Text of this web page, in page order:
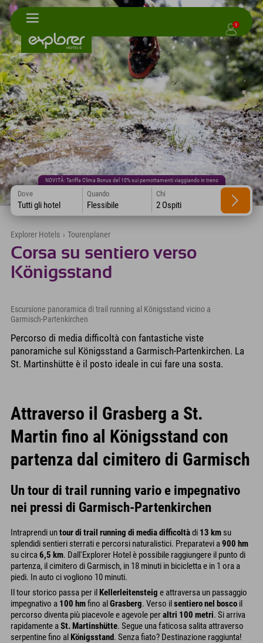
1
NOVITÀ: Tariffa Clima Bonus del 10% sui pernottamenti viaggiando in treno
Dove
Tutti gli hotel
Quando
Flessibile
Chi
2 Ospiti
Explorer Hotels › Tourenplaner
Corsa su sentiero verso
Königsstand
Escursione panoramica di trail running al Königsstand vicino a
Garmisch-Partenkirchen
Percorso di media difficoltà con fantastiche viste
panoramiche sul Königsstand a Garmisch-Partenkirchen. La
St. Martinshütte è il posto ideale in cui fare una sosta.
Attraverso il Grasberg a St.
Martin fino al Königsstand con
partenza dal cimitero di Garmisch
Un tour di trail running vario e impegnativo
nei pressi di Garmisch-Partenkirchen
Intraprendi untour di trail running di media difficoltàdi 13 km su
splendidi sentieri sterrati e percorsi naturalistici. Preparatevi a900 hm
su circa6,5 km. Dall'Explorer Hotel è possibile raggiungere il punto di
partenza, il cimitero di Garmisch, in 18 minuti in bicicletta e in 1 ora a
piedi. In auto ci vogliono 10 minuti.
Il tour storico passa per ilKellerleitensteig e attraversa un passaggio
impegnativo a 100 hmfino alGrasberg. Verso ilsentiero nel bosco il
percorso diventa più piacevole e agevole peraltri 100 metri. Si arriva
rapidamente aSt. Martinshütte. Segue una faticosa salita attraverso
serpentine fino alKönigsstand. Senza fiato? Destinazione raggiunta!